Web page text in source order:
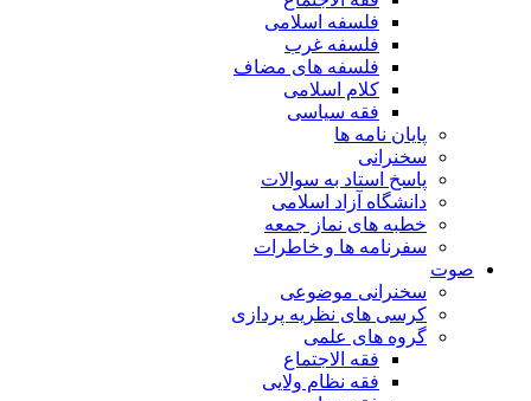
فلسفه اسلامی
فلسفه غرب
فلسفه های مضاف
کلام اسلامی
فقه سیاسی
پایان نامه ها
سخنرانی
پاسخ استاد به سوالات
دانشگاه آزاد اسلامی
خطبه های نماز جمعه
سفرنامه ها و خاطرات
صوت
سخنرانی موضوعی
کرسی های نظریه پردازی
گروه های علمی
فقه الاجتماع
فقه نظام ولایی